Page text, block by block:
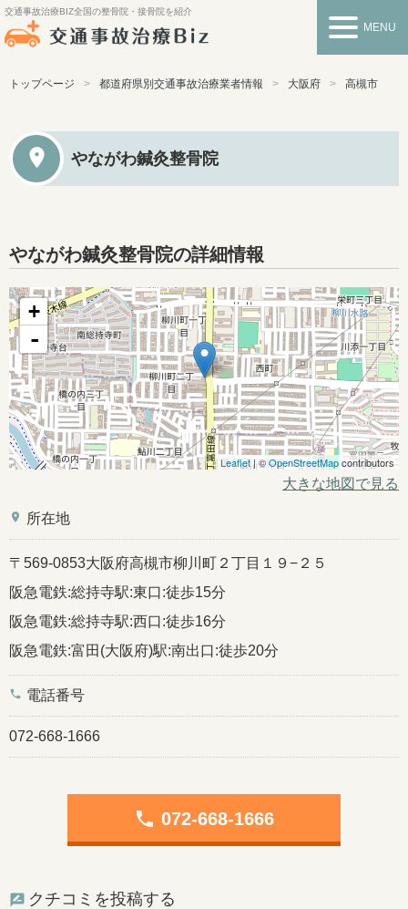
交通事故治療BIZ全国の整骨院・接骨院を紹介
MENU
トップページ 都道府県別交通事故治療業者情報 大阪府 高槻市
やながわ鍼灸整骨院
やながわ鍼灸整骨院の詳細情報
+
-
Leaflet| ©OpenStreetMapcontributors
大きな地図で見る
place 所在地
〒569-0853大阪府高槻市柳川町２丁目１９−２５
阪急電鉄:総持寺駅:東口:徒歩15分
阪急電鉄:総持寺駅:西口:徒歩16分
阪急電鉄:富田(大阪府)駅:南出口:徒歩20分
phone 電話番号
072-668-1666
phone 072-668-1666
クチコミを投稿する